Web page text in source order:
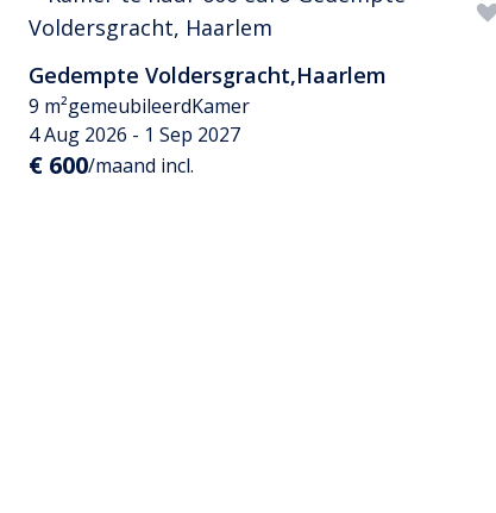
Gedempte Voldersgracht,Haarlem
9 m²gemeubileerdKamer
4 Aug 2026 - 1 Sep 2027
€ 600/maand incl.